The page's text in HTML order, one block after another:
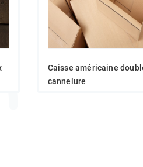
Caisse américaine
cannelure